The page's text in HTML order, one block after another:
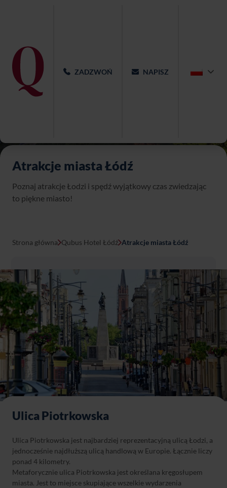
ZADZWOŃ NAPISZ
Atrakcje miasta Łódź
Poznaj atrakcje Łodzi i spędź wyjątkowy czas zwiedzając
to piękne miasto!
Strona główna Qubus Hotel Łódź Atrakcje miasta Łódź
Ulica Piotrkowska
Ulica Piotrkowska jest najbardziej reprezentacyjną ulicą Łodzi, a
jednocześnie najdłuższą ulicą handlową w Europie. Łącznie liczy
ponad 4 kilometry.
Metaforycznie ulica Piotrkowska jest określana kręgosłupem
miasta. Jest to miejsce skupiające wszelkie wydarzenia